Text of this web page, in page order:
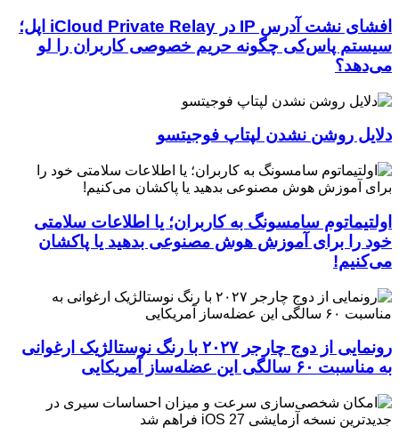
افشای نشت آدرس IP در iCloud Private Relay اپل؛
سیستم پاس‌کی چگونه حریم خصوصی کاربران را لو
می‌دهد؟
دلایل روشن نشدن لپتاپ فوجیتسو
اولتیماتوم سامسونگ به کاربران؛ یا اطلاعات سلامتی
خود را برای آموزش هوش مصنوعی بدهید یا پاکشان
می‌کنیم!
رونمایی از دوج چارجر ۲۰۲۷ با رنگ نوستالژیک ارغوانی
به مناسبت ۶۰ سالگی این عضله‌ساز آمریکایی